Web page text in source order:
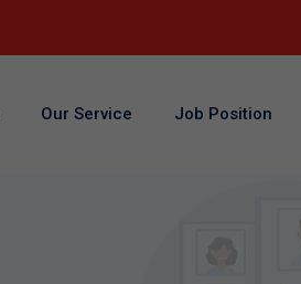
Our Service Job Position